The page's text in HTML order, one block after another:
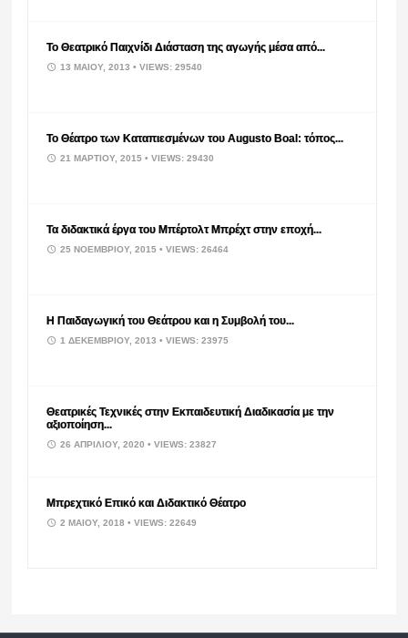
Το Θεατρικό Παιχνίδι Διάσταση της αγωγής μέσα από...
13 ΜΑΪ́ΟΥ, 2013• VIEWS: 29540
Το Θέατρο των Καταπιεσμένων του Augusto Boal: τόπος...
21 ΜΑΡΤΊΟΥ, 2015• VIEWS: 29430
Τα διδακτικά έργα του Μπέρτολτ Μπρέχτ στην εποχή...
25 ΝΟΕΜΒΡΊΟΥ, 2015• VIEWS: 26464
Η Παιδαγωγική του Θεάτρου και η Συμβολή του...
1 ΔΕΚΕΜΒΡΊΟΥ, 2013• VIEWS: 23975
Θεατρικές Τεχνικές στην Εκπαιδευτική Διαδικασία με την
αξιοποίηση...
26 ΑΠΡΙΛΊΟΥ, 2020• VIEWS: 23827
Μπρεχτικό Επικό και Διδακτικό Θέατρο
2 ΜΑΪ́ΟΥ, 2018• VIEWS: 22649